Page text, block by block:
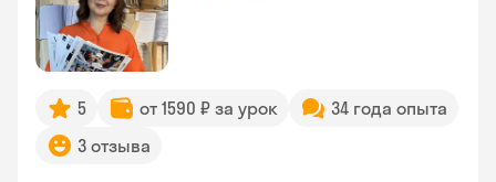
5 от 1590 ₽ за урок
34 года опыта
3 отзыва